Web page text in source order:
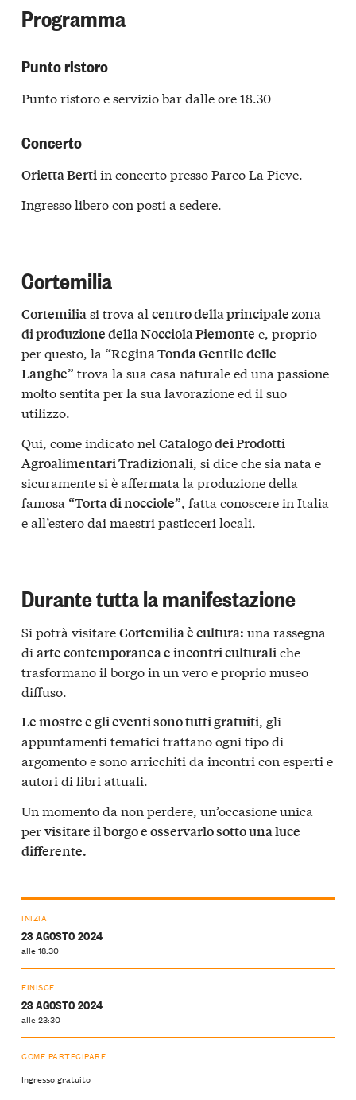
Programma
Punto ristoro
Punto ristoro e servizio bar dalle ore 18.30
Concerto
Orietta Bertiin concerto presso Parco La Pieve.
Ingresso libero con posti a sedere.
Cortemilia
Cortemiliasi trova al centro della principale zona
di produzione della Nocciola Piemonte e, proprio
per questo, la “Regina Tonda Gentile delle
Langhe” trova la sua casa naturale ed una passione
molto sentita per la sua lavorazione ed il suo
utilizzo.
Qui, come indicato nel Catalogo dei Prodotti
Agroalimentari Tradizionali, si dice che sia nata e
sicuramente si è affermata la produzione della
famosa “Torta di nocciole”, fatta conoscere in Italia
e all’estero dai maestri pasticceri locali.
Durante tutta la manifestazione
Si potrà visitareCortemilia è cultura: una rassegna
di arte contemporanea e incontri culturaliche
trasformano il borgo in un vero e proprio museo
diffuso.
Le mostre e gli eventi sono tutti gratuiti, gli
appuntamenti tematici trattano ogni tipo di
argomento e sono arricchiti da incontri con esperti e
autori di libri attuali.
Un momento da non perdere, un’occasione unica
pervisitare il borgo e osservarlo sotto una luce
differente.
INIZIA
23 AGOSTO 2024
alle 18:30
FINISCE
23 AGOSTO 2024
alle 23:30
COME PARTECIPARE
Ingresso gratuito